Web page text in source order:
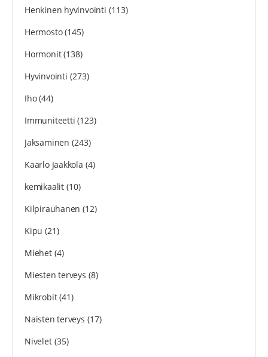
Henkinen hyvinvointi (113)
Hermosto(145)
Hormonit(138)
Hyvinvointi (273)
Iho(44)
Immuniteetti (123)
Jaksaminen (243)
Kaarlo Jaakkola (4)
kemikaalit(10)
Kilpirauhanen (12)
Kipu (21)
Miehet(4)
Miesten terveys (8)
Mikrobit(41)
Naisten terveys (17)
Nivelet(35)